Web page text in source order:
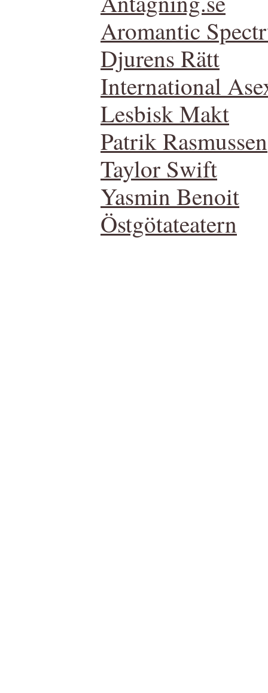
Aromantic
Djurens Rätt
International
Lesbisk Makt
Patrik Rasmussen
Taylor Swift
Yasmin Benoit
Östgötateatern